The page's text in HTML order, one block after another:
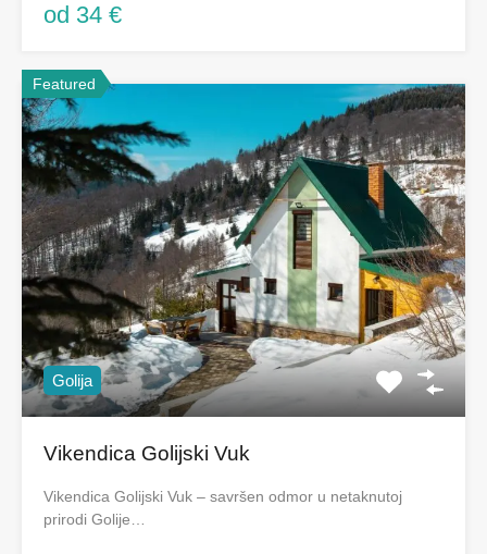
od 34 €
Featured
Golija
Vikendica Golijski Vuk
Vikendica Golijski Vuk – savršen odmor u netaknutoj
prirodi Golije…